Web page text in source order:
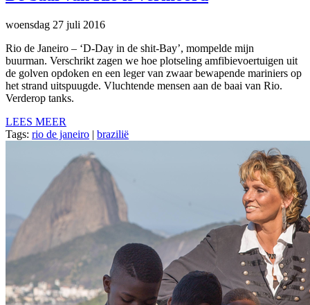
woensdag 27 juli 2016
Rio de Janeiro – ‘D-Day in de shit-Bay’, mompelde mijn
buurman. Verschrikt zagen we hoe plotseling amfibievoertuigen uit
de golven opdoken en een leger van zwaar bewapende mariniers op
het strand uitspuugde. Vluchtende mensen aan de baai van Rio.
Verderop tanks.
LEES MEER
Tags: rio de janeiro | brazilië